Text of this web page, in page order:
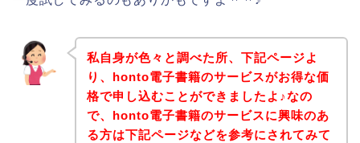
私自身が色々と調べた所、下記ページよ
り、honto電子書籍のサービスがお得な価
格で申し込むことができましたよ♪なの
で、honto電子書籍のサービスに興味のあ
る方は下記ページなどを参考にされてみて